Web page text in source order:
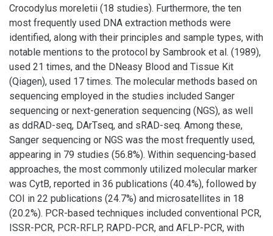
Crocodylus moreletii (18 studies). Furthermore, the ten
most frequently used DNA extraction methods were
identified, along with their principles and sample types, with
notable mentions to the protocol by Sambrook et al. (1989),
used 21 times, and the DNeasy Blood and Tissue Kit
(Qiagen), used 17 times. The molecular methods based on
sequencing employed in the studies included Sanger
sequencing or next-generation sequencing (NGS), as well
as ddRAD-seq, DArTseq, and sRAD-seq. Among these,
Sanger sequencing or NGS was the most frequently used,
appearing in 79 studies (56.8%). Within sequencing-based
approaches, the most commonly utilized molecular marker
was CytB, reported in 36 publications (40.4%), followed by
COI in 22 publications (24.7%) and microsatellites in 18
(20.2%). PCR-based techniques included conventional PCR,
ISSR-PCR, PCR-RFLP, RAPD-PCR, and AFLP-PCR, with